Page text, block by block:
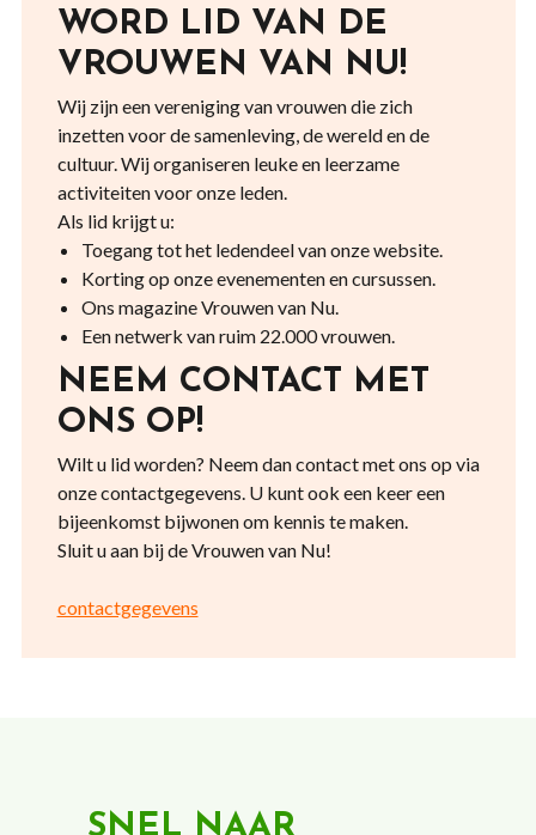
WORD LID VAN DE
VROUWEN VAN NU!
Wij zijn een vereniging van vrouwen die zich
inzetten voor de samenleving, de wereld en de
cultuur. Wij organiseren leuke en leerzame
activiteiten voor onze leden.
Als lid krijgt u:
Toegang tot het ledendeel van onze website.
Korting op onze evenementen en cursussen.
Ons magazine Vrouwen van Nu.
Een netwerk van ruim 22.000 vrouwen.
NEEM CONTACT MET
ONS OP!
Wilt u lid worden? Neem dan contact met ons op via
onze contactgegevens. U kunt ook een keer een
bijeenkomst bijwonen om kennis te maken.
Sluit u aan bij de Vrouwen van Nu!
contactgegevens
SNEL NAAR